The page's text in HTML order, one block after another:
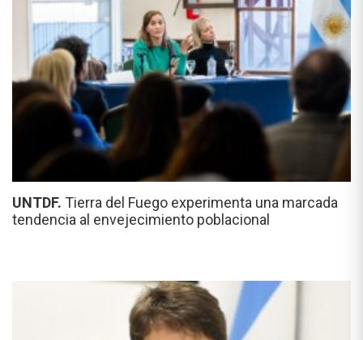
UNTDF. Tierra del Fuego experimenta una marcada
tendencia al envejecimiento poblacional